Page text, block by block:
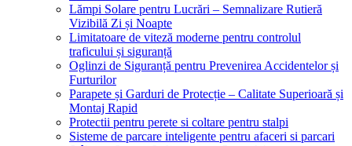
Lămpi Solare pentru Lucrări – Semnalizare Rutieră
Vizibilă Zi și Noapte
Limitatoare de viteză moderne pentru controlul
traficului și siguranță
Oglinzi de Siguranță pentru Prevenirea Accidentelor și
Furturilor
Parapete și Garduri de Protecție – Calitate Superioară și
Montaj Rapid
Protectii pentru perete si coltare pentru stalpi
Sisteme de parcare inteligente pentru afaceri si parcari